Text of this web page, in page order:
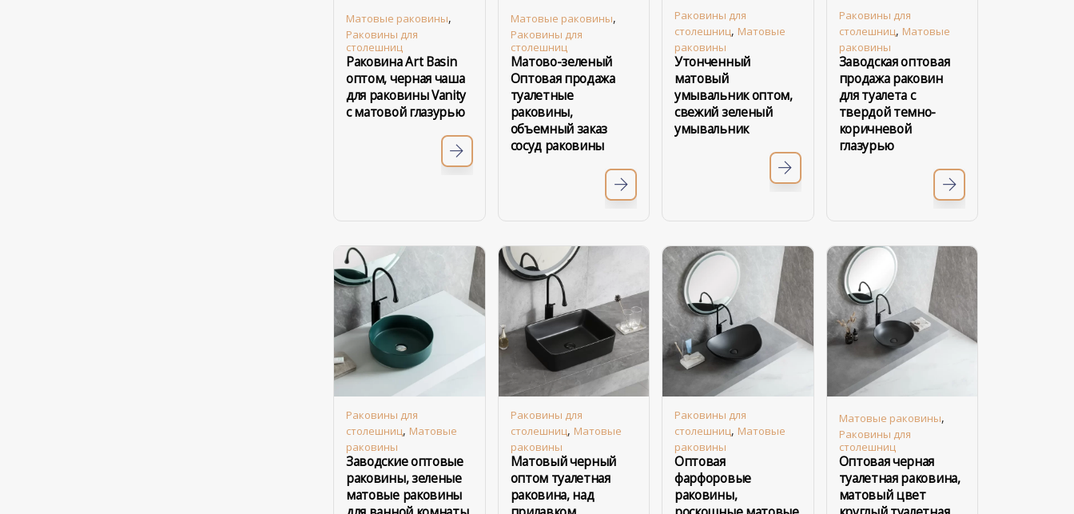
Матовые раковины,
Раковины для
столешниц
Раковина Art Basin
оптом, черная чаша
для раковины Vanity
с матовой глазурью
Матовые раковины,
Раковины для
столешниц
Матово-зеленый
Оптовая продажа
туалетные
раковины,
объемный заказ
сосуд раковины
Раковины для
столешниц, Матовые
раковины
Утонченный
матовый
умывальник оптом,
свежий зеленый
умывальник
Раковины для
столешниц, Матовые
раковины
Заводская оптовая
продажа раковин
для туалета с
твердой темно-
коричневой
глазурью
Раковины для
столешниц, Матовые
раковины
Заводские оптовые
раковины, зеленые
матовые раковины
Раковины для
столешниц, Матовые
раковины
Матовый черный
оптом туалетная
раковина, над
Раковины для
столешниц, Матовые
раковины
Оптовая
фарфоровые
раковины,
Матовые раковины,
Раковины для
столешниц
Оптовая черная
туалетная раковина,
матовый цвет